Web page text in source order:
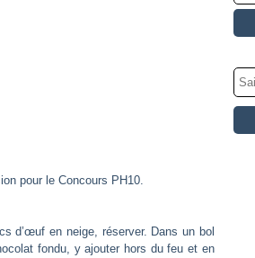
pour le Concours PH10.
d’œuf en neige, réserver. Dans un bol
fondu, y ajouter hors du feu et en